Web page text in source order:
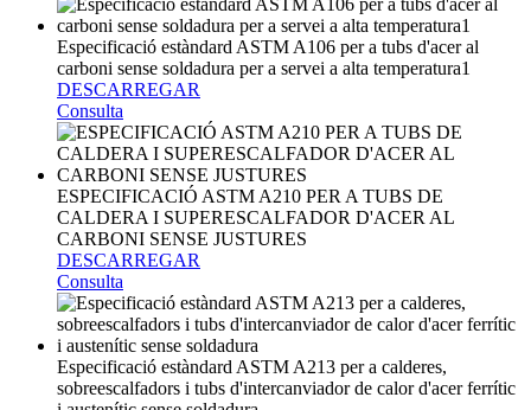
Especificació estàndard ASTM A106 per a tubs d'acer al
carboni sense soldadura per a servei a alta temperatura1
DESCARREGAR
Consulta
ESPECIFICACIÓ ASTM A210 PER A TUBS DE
CALDERA I SUPERESCALFADOR D'ACER AL
CARBONI SENSE JUSTURES
DESCARREGAR
Consulta
Especificació estàndard ASTM A213 per a calderes,
sobreescalfadors i tubs d'intercanviador de calor d'acer ferrític